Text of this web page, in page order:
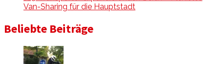
Van-Sharing für die Hauptstadt
Beliebte Beiträge